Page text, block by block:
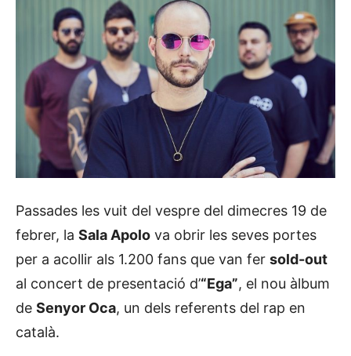
Passades les vuit del vespre del dimecres 19 de
febrer, la Sala Apolo va obrir les seves portes
per a acollir als 1.200 fans que van fer sold-out
al concert de presentació d’“Ega”, el nou àlbum
de Senyor Oca, un dels referents del rap en
català.